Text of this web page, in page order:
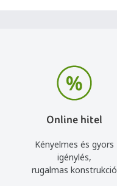
Online hitel
Kényelmes és gyors
igénylés,
rugalmas konstrukció